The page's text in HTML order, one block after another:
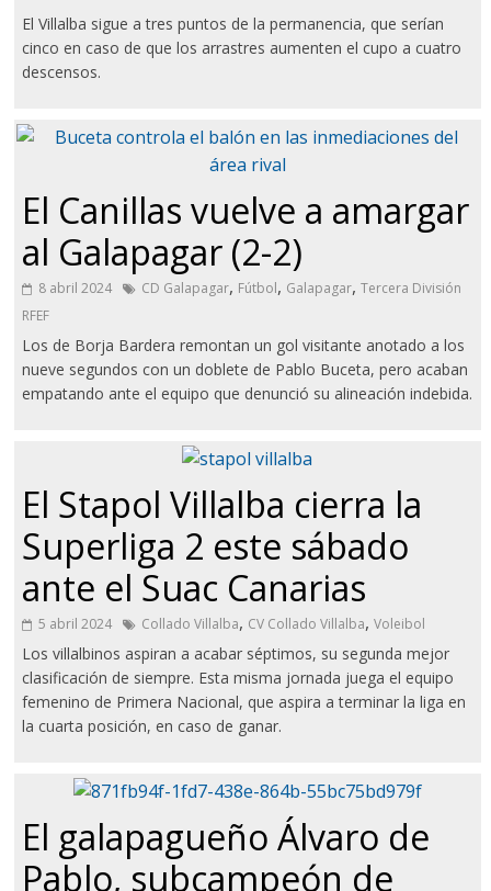
El Villalba sigue a tres puntos de la permanencia, que serían
cinco en caso de que los arrastres aumenten el cupo a cuatro
descensos.
El Canillas vuelve a amargar
al Galapagar (2-2)
8 abril 2024 CD Galapagar, Fútbol, Galapagar,Tercera División
RFEF
Los de Borja Bardera remontan un gol visitante anotado a los
nueve segundos con un doblete de Pablo Buceta, pero acaban
empatando ante el equipo que denunció su alineación indebida.
El Stapol Villalba cierra la
Superliga 2 este sábado
ante el Suac Canarias
5 abril 2024 Collado Villalba, CV Collado Villalba,Voleibol
Los villalbinos aspiran a acabar séptimos, su segunda mejor
clasificación de siempre. Esta misma jornada juega el equipo
femenino de Primera Nacional, que aspira a terminar la liga en
la cuarta posición, en caso de ganar.
El galapagueño Álvaro de
Pablo, subcampeón de